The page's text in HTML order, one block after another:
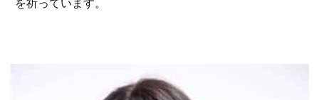
を祈っています。